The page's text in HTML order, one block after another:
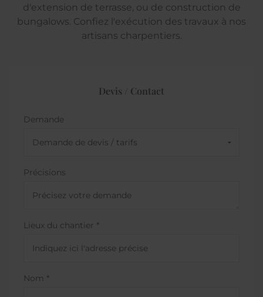
d'extension de terrasse, ou de construction de
bungalows. Confiez l'exécution des travaux à nos
artisans charpentiers.
Devis / Contact
Demande
Précisions
Lieux du chantier *
Nom *